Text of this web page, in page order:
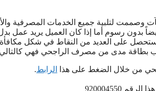
وصممت لتلبية جميع الخدمات المصرفية
بدون رسوم أما إذا كان العميل يريد عمل
على العديد من النقاط في شكل مكافأة
بطاقة مدى من مصرف الراجحي فهي
من خلال الضغط على هذا الرابط.